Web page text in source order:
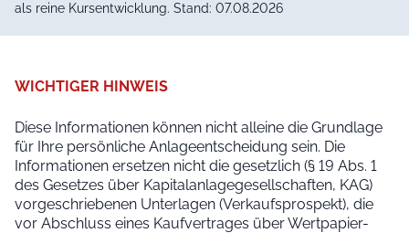
als reine Kursentwicklung. Stand: 07.08.2026
WICHTIGER HINWEIS
Diese Informationen können nicht alleine die Grundlage
für Ihre persönliche Anlageentscheidung sein. Die
Informationen ersetzen nicht die gesetzlich (§ 19 Abs. 1
des Gesetzes über Kapitalanlagegesellschaften, KAG)
vorgeschriebenen Unterlagen (Verkaufsprospekt), die
vor Abschluss eines Kaufvertrages über Wertpapier-